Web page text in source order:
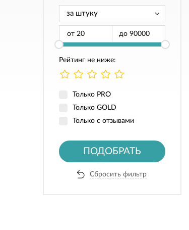
от до
Рейтинг не ниже:
Только PRO
Только GOLD
Только с отзывами
ПОДОБРАТЬ
Сбросить фильтр